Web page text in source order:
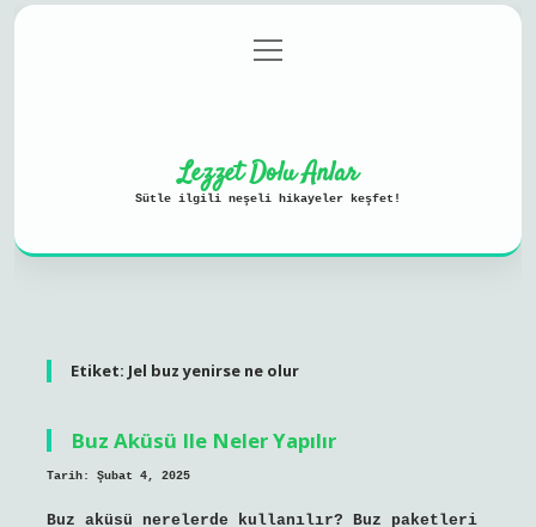
Gizlilik Politikası
menüyü
aç
Lezzet Dolu Anlar
Sütle ilgili neşeli hikayeler keşfet!
Etiket: Jel buz yenirse ne olur
Buz Aküsü Ile Neler Yapılır
Tarih: Şubat 4, 2025
Buz aküsü nerelerde kullanılır? Buz paketleri